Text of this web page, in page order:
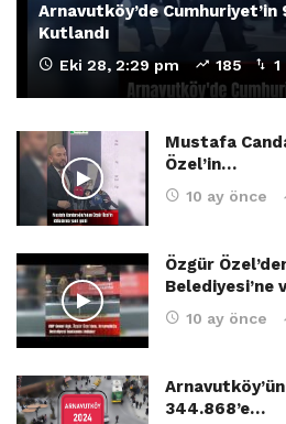
Arnavutköy’de Cumhuriyet’in
Kutlandı
Eki 28, 2:29 pm 185 1
Mustafa
Özel’in…
10 ay önce
Özgür
Belediyesi’ne
10 ay önce
344.868’e…